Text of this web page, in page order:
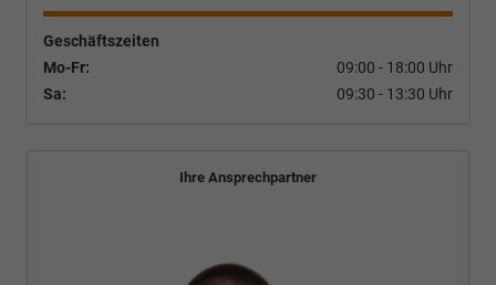
Geschäftszeiten
Mo-Fr:
09:00 - 18:00 Uhr
Sa:
09:30 - 13:30 Uhr
Ihre Ansprechpartner